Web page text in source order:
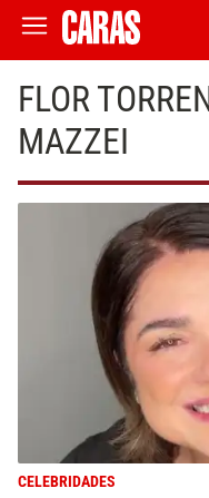
FLOR
MAZZEI
CELEBRIDADES